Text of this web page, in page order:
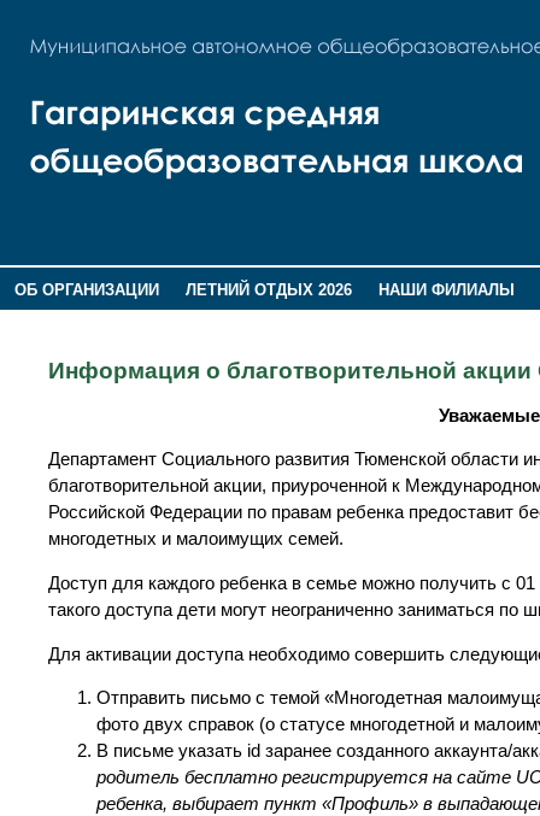
ОБ ОРГАНИЗАЦИИ ЛЕТНИЙ ОТДЫХ 2026
НАШИ ФИЛИАЛЫ
Информация о благотворительной
Департамент Социального развития Тюменской области
благотворительной акции, приуроченной к
Российской Федерации по правам ребенка предоставит
многодетных и малоимущих семей.
Доступ для каждого ребенка в семье можно получить с
такого доступа дети могут неограниченно заниматься
Для активации доступа необходимо совершить
Отправить письмо с темой «Многодетная
фото двух справок (о статусе многодетной и
В письме указать id заранее созданного аккаунта/
родитель бесплатно регистрируется на сайте
ребенка, выбирает пункт «Профиль» в